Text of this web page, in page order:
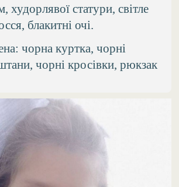
худорлявої статури, світле
блакитні очі.
чорна куртка, чорні
чорні кросівки, рюкзак